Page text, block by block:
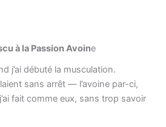
à la Passion Avoine
j’ai débuté la musculation.
sans arrêt — l’avoine par-ci,
fait comme eux, sans trop savoir